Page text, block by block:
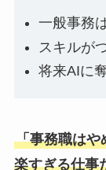
一般事務
スキルが
将来AIに
「事務職はや
楽すぎる仕事